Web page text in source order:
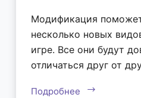
Модификация
несколько новых
игре. Все они будут
отличаться друг от
Подробнее